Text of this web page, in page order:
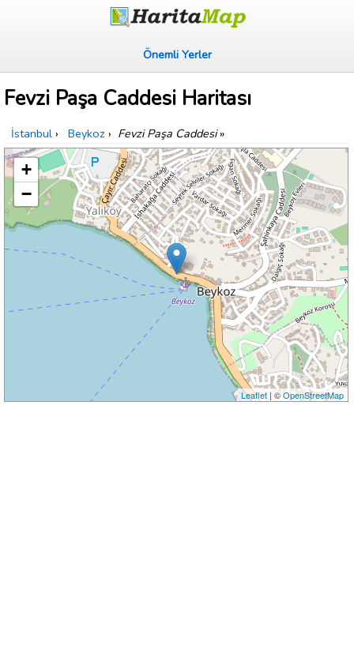
Önemli Yerler
Fevzi Paşa Caddesi Haritası
İstanbul › Beykoz › Fevzi Paşa Caddesi»
+
−
Leaflet| ©OpenStreetMap